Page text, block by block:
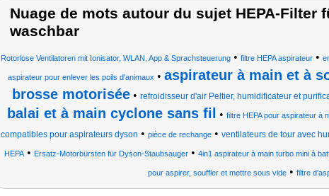
Nuage de mots autour du sujet HEPA-Filter
waschbar
Rotorlose Ventilatoren mit Ionisator, WLAN, App & Sprachsteuerung• filtre HEPA aspirateur•
aspirateur pour enlever les poils d'animaux • aspirateur à main et à
brosse motorisée• refroidisseur d'air Peltier, humidificateur et
balai et à main cyclone sans fil
• filtre HEPA pour aspirateur à
compatibles pour aspirateurs dyson • pièce de rechange• ventilateurs de tour avec
HEPA• Ersatz-Motorbürsten für Dyson-Staubsauger• 4in1 aspirateur à main turbo mini à
pour aspirer, souffler et mettre sous vide • filtre